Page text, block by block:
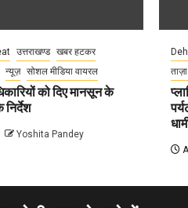
उत्तराखण्ड
खबर हटकर
न्यूज़ सोशल मीडिया वायरल
को दिए मानसून के
Yoshita Pandey